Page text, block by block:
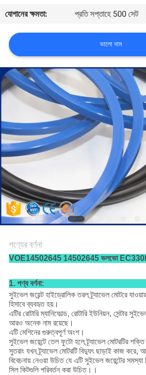
PRIVACY
POLICY
যোগানের ক্ষমতা:
প্রতি সপ্তাহে 500 সেট
ভালো দাম
পণ্যের বর্ণনা
VOE14502645 14502645 ভলভো EC330B
1. পণ্য বর্ণনা:
সুইভেল জয়েন্ট হাইড্রোলিক তরল ট্র্যাভেল মোটরে
হিসাবে ব্যবহৃত হয়।
এটির রোটারি ম্যানিফোল্ড, রোটারি ইউনিয়ন, সেন্টার
আরও অনেক নাম রয়েছে।
এটি মেশিনের গুরুত্বপূর্ণ অংশ।
সুইভেল জয়েন্টে তেল ফুটো হলে ট্র্যাভেল মোটরটির শক্তি
সুতরাং যখন ট্র্যাভেল মোটরটি বিদ্যুৎ ছাড়াই কাজ করে,
বিবেচনায় নেওয়া উচিত যে এটি সুইভেল জয়েন্টের
সিল কিটগুলি পরিবর্তন করা উচিত। ।